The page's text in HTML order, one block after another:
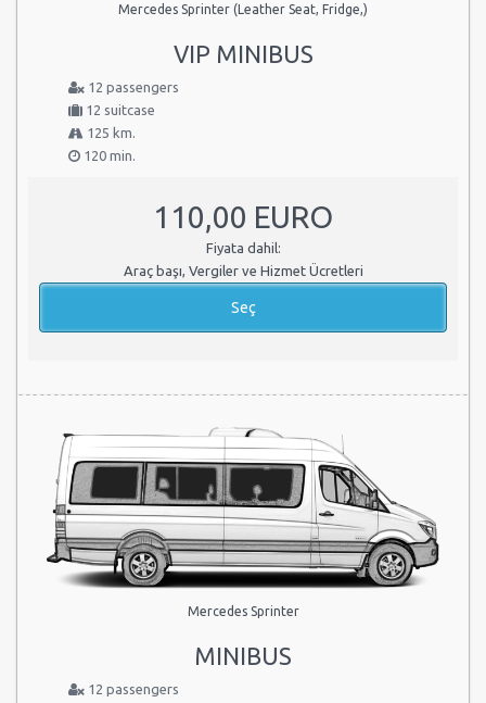
Mercedes Sprinter (Leather Seat, Fridge,)
VIP MINIBUS
12 passengers
12 suitcase
125 km.
120 min.
110,00 EURO
Fiyata dahil:
Araç başı, Vergiler ve Hizmet Ücretleri
Mercedes Sprinter
MINIBUS
12 passengers